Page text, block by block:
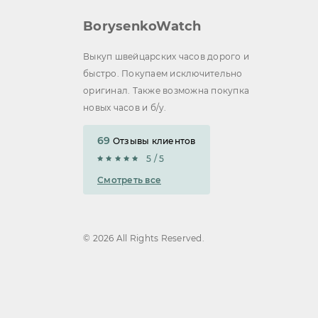
BorysenkoWatch
Выкуп швейцарских часов дорого и
быстро. Покупаем исключительно
оригинал. Также возможна покупка
новых часов и б/у.
69 Отзывы клиентов
5 / 5
Смотреть все
© 2026 All Rights Reserved.